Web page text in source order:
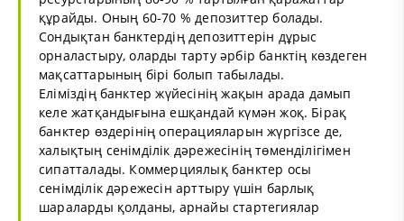
құрайды. Оның 60-70 % депозиттер болады.
Сондықтан банктердің депозиттерін дұрыс
орналастыру, оларды тарту әрбір банктің көздеген
мақсаттарының бірі болып табылады.
Еліміздің банктер жүйесінің жақын арада дамып
келе жатқандығына ешқандай күмән жоқ. Бірақ
банктер өздерінің операцияларын жүргізсе де,
халықтың сенімділік дәрежесінің төменділігімен
сипатталады. Коммерциялық банктер осы
сенімділік дәрежесін арттыру үшін барлық
шараларды қолданы, арнайы стартегиялар